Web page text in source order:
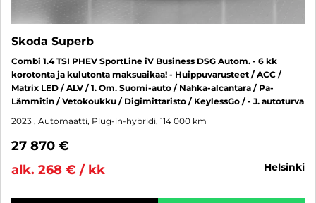
Skoda Superb
Combi 1.4 TSI PHEV SportLine iV Business DSG Autom. - 6 kk
korotonta ja kulutonta maksuaikaa! - Huippuvarusteet / ACC /
Matrix LED / ALV / 1. Om. Suomi-auto / Nahka-alcantara / Pa-
Lämmitin / Vetokoukku / Digimittaristo / KeylessGo / - J. autoturva
2023 , Automaatti, Plug-in-hybridi, 114 000 km
27 870 €
alk. 268 € / kk
helsinki